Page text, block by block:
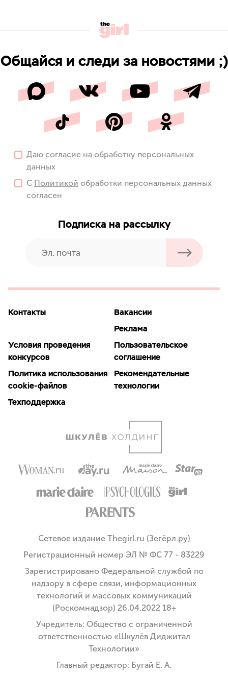
Общайся и следи за новостями ;)
Даю согласие на обработку персональных
данных
С Политикой обработки персональных данных
согласен
Подписка на рассылку
Контакты
Вакансии
Реклама
Условия проведения
конкурсов
Пользовательское
соглашение
Политика использования
cookie-файлов
Рекомендательные
технологии
Техподдержка
Сетевое издание Thegirl.ru (Зегёрл.ру)
Регистрационный номер ЭЛ № ФС 77 - 83229
Зарегистрировано Федеральной службой по
надзору в сфере связи, информационных
технологий и массовых коммуникаций
(Роскомнадзор) 26.04.2022 18+
Учредитель: Общество с ограниченной
ответственностью «Шкулёв Диджитал
Технологии»
Главный редактор: Бугай Е. А.